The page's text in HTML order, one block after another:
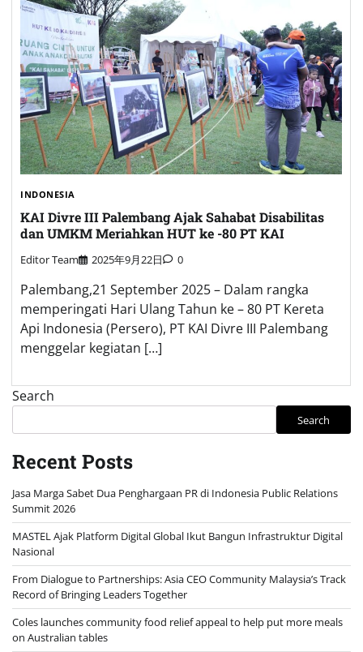
INDONESIA
KAI Divre III Palembang Ajak Sahabat Disabilitas
dan UMKM Meriahkan HUT ke -80 PT KAI
Editor Team 2025年9月22日 0
Palembang,21 September 2025 – Dalam rangka
memperingati Hari Ulang Tahun ke – 80 PT Kereta
Api Indonesia (Persero), PT KAI Divre III Palembang
menggelar kegiatan […]
Search
Search
Recent Posts
Jasa Marga Sabet Dua Penghargaan PR di Indonesia Public Relations
Summit 2026
MASTEL Ajak Platform Digital Global Ikut Bangun Infrastruktur Digital
Nasional
From Dialogue to Partnerships: Asia CEO Community Malaysia’s Track
Record of Bringing Leaders Together
Coles launches community food relief appeal to help put more meals
on Australian tables